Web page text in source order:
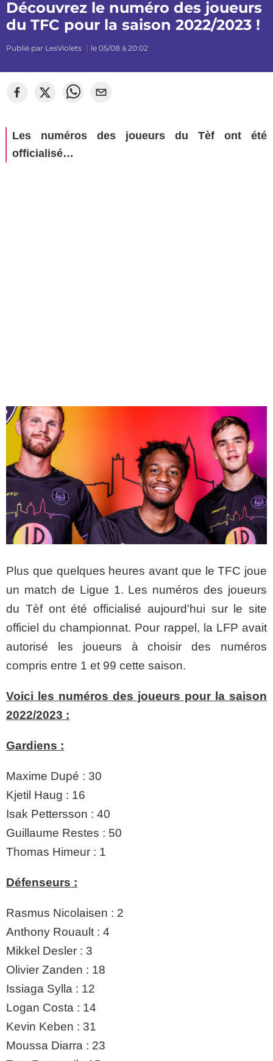
Découvrez le numéro des joueurs
du TFC pour la saison 2022/2023 !
Publié par LesViolets le 05/08 à 20:02
Les numéros des joueurs du Tèf ont été
officialisé…
Plus que quelques heures avant que le TFC joue
un match de Ligue 1. Les numéros des joueurs
du Tèf ont été officialisé aujourd'hui sur le site
officiel du championnat. Pour rappel, la LFP avait
autorisé les joueurs à choisir des numéros
compris entre 1 et 99 cette saison.
Voici les numéros des joueurs pour la saison
2022/2023 :
Gardiens :
Maxime Dupé : 30
Kjetil Haug : 16
Isak Pettersson : 40
Guillaume Restes : 50
Thomas Himeur : 1
Défenseurs :
Rasmus Nicolaisen : 2
Anthony Rouault : 4
Mikkel Desler : 3
Olivier Zanden : 18
Issiaga Sylla : 12
Logan Costa : 14
Kevin Keben : 31
Moussa Diarra : 23